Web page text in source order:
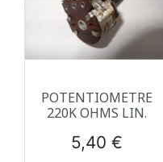
POTENTIOMETRE
220K OHMS LIN.
Prix
5,40 €